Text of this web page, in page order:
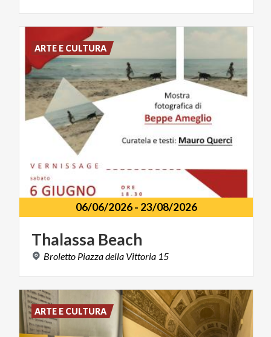
06/06/2026- 23/08/2026
Thalassa Beach
Broletto Piazzadella Vittoria 15
ARTE E CULTURA
ARTE E CULTURA